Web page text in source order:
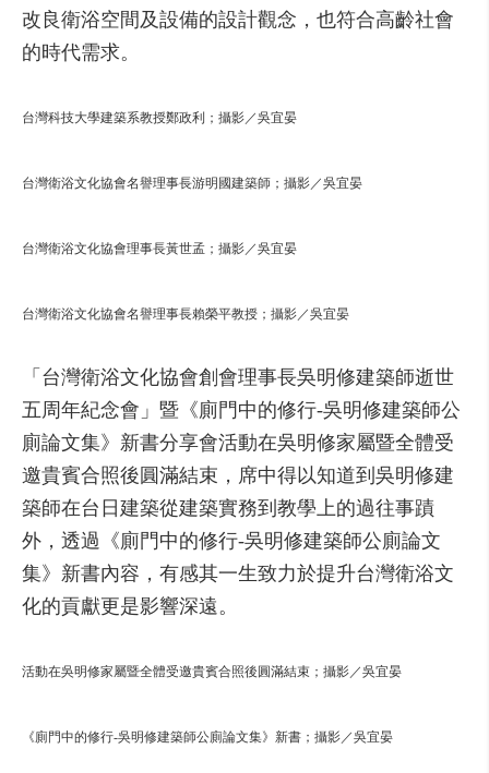
改良衛浴空間及設備的設計觀念，也符合高齡社會
的時代需求。
台灣科技大學建築系教授鄭政利；攝影／吳宜晏
台灣衛浴文化協會名譽理事長游明國建築師；攝影／吳宜晏
台灣衛浴文化協會理事長黃世孟；攝影／吳宜晏
台灣衛浴文化協會名譽理事長賴榮平教授；攝影／吳宜晏
「台灣衛浴文化協會創會理事長吳明修建築師逝世
五周年紀念會」暨《廁門中的修行-吳明修建築師公
廁論文集》新書分享會活動在吳明修家屬暨全體受
邀貴賓合照後圓滿結束，席中得以知道到吳明修建
築師在台日建築從建築實務到教學上的過往事蹟
外，透過《廁門中的修行-吳明修建築師公廁論文
集》新書內容，有感其一生致力於提升台灣衛浴文
化的貢獻更是影響深遠。
活動在吳明修家屬暨全體受邀貴賓合照後圓滿結束；攝影／吳宜晏
《廁門中的修行-吳明修建築師公廁論文集》新書；攝影／吳宜晏